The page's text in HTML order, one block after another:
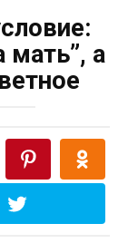
мать”, а